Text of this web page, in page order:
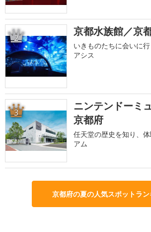
2 京都水族館／京
いきものたちに会いに
アシス
3
ニンテンドーミ
京都府
任天堂の歴史を知り、
アム
京都府の夏の人気スポットラ